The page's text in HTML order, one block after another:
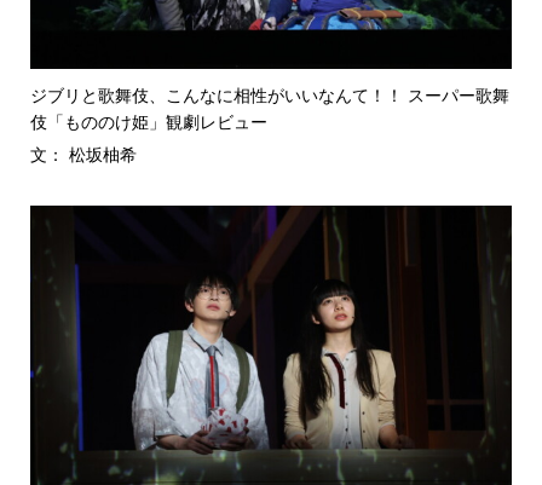
ジブリと歌舞伎、こんなに相性がいいなんて！！ スーパー歌舞
伎「もののけ姫」観劇レビュー
文： 松坂柚希